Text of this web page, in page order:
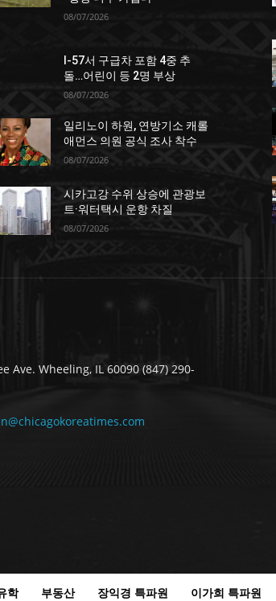
08/07/2026
I-57서 구급차 포함 4중 추
돌…어린이 등 2명 부상
08/07/2026
일리노이 하원, 연방기소 캐롤
애먼스 의원 공식 조사 착수
08/07/2026
시카고강 수위 상승에 관광보
트·워터택시 운항 차질
08/07/2026
Ave. Wheeling, IL 60090 (847) 290-
학 부동산 장익경 특파원 이가희 특파원